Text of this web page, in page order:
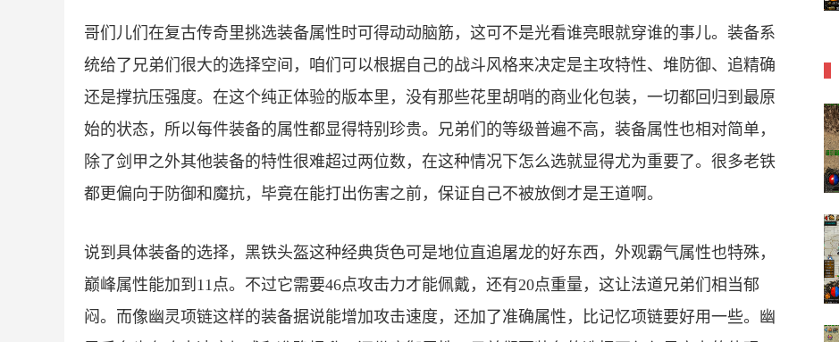
哥们儿们在复古传奇里挑选装备属性时可得动动脑筋，这可不是光看谁亮眼就穿谁的事儿。装备系
统给了兄弟们很大的选择空间，咱们可以根据自己的战斗风格来决定是主攻特性、堆防御、追精确
还是撑抗压强度。在这个纯正体验的版本里，没有那些花里胡哨的商业化包装，一切都回归到最原
始的状态，所以每件装备的属性都显得特别珍贵。兄弟们的等级普遍不高，装备属性也相对简单，
除了剑甲之外其他装备的特性很难超过两位数，在这种情况下怎么选就显得尤为重要了。很多老铁
都更偏向于防御和魔抗，毕竟在能打出伤害之前，保证自己不被放倒才是王道啊。
说到具体装备的选择，黑铁头盔这种经典货色可是地位直追屠龙的好东西，外观霸气属性也特殊，
巅峰属性能加到11点。不过它需要46点攻击力才能佩戴，还有20点重量，这让法道兄弟们相当郁
闷。而像幽灵项链这样的装备据说能增加攻击速度，还加了准确属性，比记忆项链要好用一些。幽